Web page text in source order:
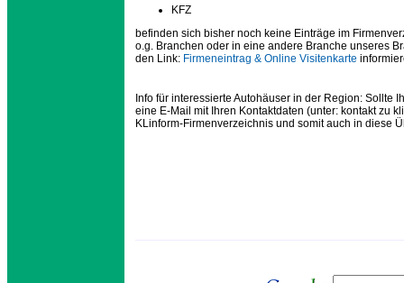
KFZ
befinden sich bisher noch keine Einträge im
o.g. Branchen oder in eine andere Branche unseres
den Link: Firmeneintrag & Online Visitenkarte
Info für interessierte Autohäuser in der Region: Sollte
eine E-Mail mit Ihren Kontaktdaten (unter: kontakt zu
KLinform-Firmenverzeichnis und somit auch in diese